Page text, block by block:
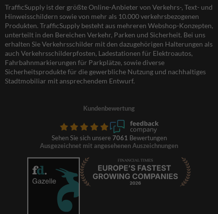
TrafficSupply ist der größte Online-Anbieter von Verkehrs-, Text- und
Hinweisschildern sowie von mehr als 10.000 verkehrsbezogenen
Produkten. TrafficSupply besteht aus mehreren Webshop-Konzepten,
unterteilt in den Bereichen Verkehr, Parken und Sicherheit. Bei uns
erhalten Sie Verkehrsschilder mit den dazugehörigen Halterungen als
auch Verkehrsschilderpfosten, Ladestationen für Elektroautos,
Fahrbahnmarkierungen für Parkplätze, sowie diverse
Sicherheitsprodukte für die gewerbliche Nutzung und nachhaltiges
Stadtmobiliar mit ansprechendem Entwurf.
Kundenbewertung
Sehen Sie sich unsere 7061 Bewertungen
Ausgezeichnet mit angesehenen Auszeichnungen